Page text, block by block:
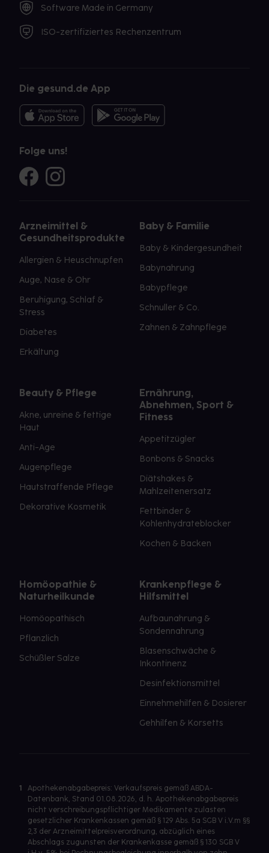
Software Made in Germany
ISO-zertifiziertes Rechenzentrum
Die gesund.de App
Folge uns!
Arzneimittel &
Gesundheitsprodukte
Allergien & Heuschnupfen
Auge, Nase & Ohr
Beruhigung, Schlaf &
Stress
Diabetes
Erkältung
Baby & Familie
Baby & Kindergesundheit
Babynahrung
Babypflege
Schnuller & Co.
Zahnen & Zahnpflege
Beauty & Pflege
Akne, unreine & fettige
Haut
Anti-Age
Augenpflege
Hautstraffende Pflege
Dekorative Kosmetik
Ernährung,
Abnehmen, Sport &
Fitness
Appetitzügler
Bonbons & Snacks
Diätshakes &
Mahlzeitenersatz
Fettbinder &
Kohlenhydrateblocker
Kochen & Backen
Homöopathie &
Naturheilkunde
Homöopathisch
Pflanzlich
Schüßler Salze
Krankenpflege &
Hilfsmittel
Aufbaunahrung &
Sondennahrung
Blasenschwäche &
Inkontinenz
Desinfektionsmittel
Einnehmehilfen & Dosierer
Gehhilfen & Korsetts
1
Apothekenabgabepreis: Verkaufspreis gemäß ABDA-
Datenbank, Stand 01.08.2026, d. h. Apothekenabgabepreis
nicht verschreibungspflichtiger Medikamente zulasten
gesetzlicher Krankenkassen gemäß § 129 Abs. 5a SGB V i.V.m §§
2,3 der Arzneimittelpreisverordnung, abzüglich eines
Abschlags zugunsten der Krankenkasse gemäß § 130 SGB V